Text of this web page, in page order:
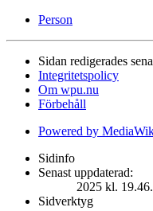
Person
Sidan redigerades
Integritetspolicy
Om wpu.nu
Förbehåll
Powered by
Sidinfo
Senast uppdaterad:
2025 kl. 19.46.
Sidverktyg